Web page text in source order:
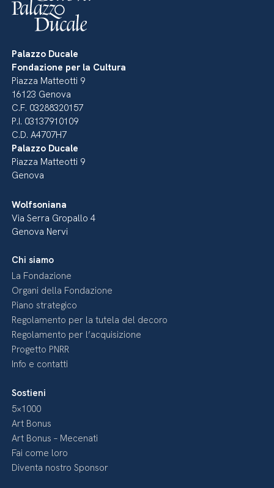
Palazzo Ducale
Fondazione per la Cultura
Piazza Matteotti 9
16123 Genova
C.F. 03288320157
P.I. 03137910109
C.D. A4707H7
Palazzo Ducale
Piazza Matteotti 9
Genova
Wolfsoniana
Via Serra Gropallo 4
Genova Nervi
Chi siamo
La Fondazione
Organi della Fondazione
Piano strategico
Regolamento per la tutela del decoro
Regolamento per l’acquisizione
Progetto PNRR
Info e contatti
Sostieni
5×1000
Art Bonus
Art Bonus – Mecenati
Fai come loro
Diventa nostro Sponsor